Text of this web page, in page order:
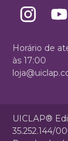
Horário de
às 17:00
UICLAP®
35.252.144/